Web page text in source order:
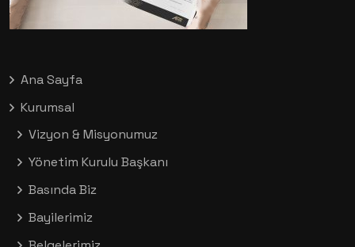
Ana Sayfa
Kurumsal
Vizyon & Misyonumuz
Yönetim Kurulu Başkanı
Basında Biz
Bayilerimiz